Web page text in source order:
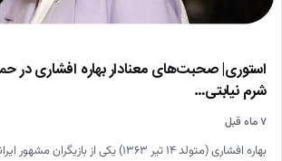
استوری| صحبت‌های معنادار بهاره افشاری در
شرم نیابتی…
۷ ماه قبل